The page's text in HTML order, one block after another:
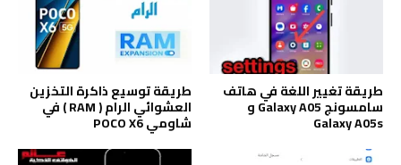
طريقة تغيير اللغة في هاتف
سامسونج Galaxy A05 و
Galaxy A05s
طريقة توسيع ذاكرة التخزين
العشوائي الرام ( RAM ) في
شاومي POCO X6